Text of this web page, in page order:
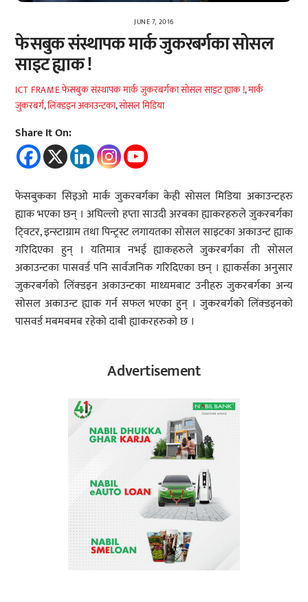
JUNE 7, 2016
फेसबुक संस्थापक मार्क जुकरबर्गका सोसल
साइट ह्याक !
ICT FRAMEफेसबुक संस्थापक मार्क जुकरबर्गका सोसल साइट ह्याक !,मार्क
जुकरबर्ग,लिंक्डइन अकाउन्टका,सोसल मिडिया
Share It On:
फेसबुकका सिइओ मार्क जुकरबर्गका केही सोसल मिडिया अकाउन्टहरु
ह्याक भएका छन् । अघिल्लो हप्ता साउदी अरबका ह्याकरहरुले जुकरबर्गका
टि्वटर, इन्स्टाग्राम तथा पिन्ट्रस्ट लगायतका सोसल साइटका अकाउन्ट ह्याक
गरिदिएका हुन् । यतिमात्र नभई ह्याकहरुले जुकरबर्गका ती सोसल
अकाउन्टका पासवर्ड पनि सार्वजनिक गरिदिएका छन् । ह्याकर्सका अनुसार
जुकरबर्गको लिंक्डइन अकाउन्टका माध्यमबाट उनीहरु जुकरबर्गका अन्य
सोसल अकाउन्ट ह्याक गर्न सफल भएका हुन् । जुकरबर्गको लिंक्डइनको
पासवर्ड मबमबमब रहेको दाबी ह्याकरहरुको छ ।
Advertisement